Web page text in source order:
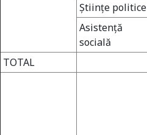
Ştiinţe politice
Asistenţă
socială
TOTAL